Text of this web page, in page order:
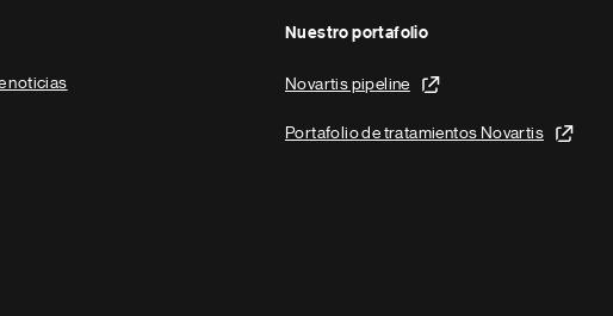
noticias
Nuestro portafolio
Novartis pipeline
Portafolio de tratamientos Novartis